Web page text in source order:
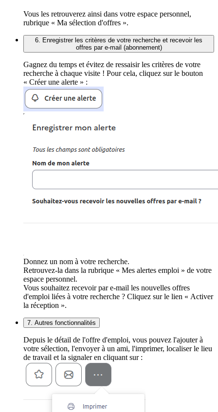
Vous les retrouverez ainsi dans votre espace personnel,
rubrique « Ma sélection d'offres ».
6. Enregistrer les critères de votre recherche et recevoir les
offres par e-mail (abonnement)
Gagnez du temps et évitez de ressaisir les critères de votre
recherche à chaque visite ! Pour cela, cliquez sur le bouton
« Créer une alerte » :
Donnez un nom à votre recherche.
Retrouvez-la dans la rubrique « Mes alertes emploi » de votre
espace personnel.
Vous souhaitez recevoir par e-mail les nouvelles offres
d'emploi liées à votre recherche ? Cliquez sur le lien « Activer
la réception ».
7. Autres fonctionnalités
Depuis le détail de l'offre d'emploi, vous pouvez l'ajouter à
votre sélection, l'envoyer à un ami, l'imprimer, localiser le lieu
de travail et la signaler en cliquant sur :